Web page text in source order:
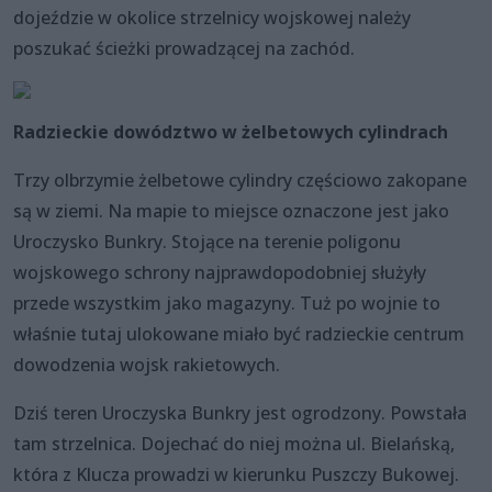
dojeździe w okolice strzelnicy wojskowej należy
poszukać ścieżki prowadzącej na zachód.
Radzieckie dowództwo w żelbetowych cylindrach
Trzy olbrzymie żelbetowe cylindry częściowo zakopane
są w ziemi. Na mapie to miejsce oznaczone jest jako
Uroczysko Bunkry. Stojące na terenie poligonu
wojskowego schrony najprawdopodobniej służyły
przede wszystkim jako magazyny. Tuż po wojnie to
właśnie tutaj ulokowane miało być radzieckie centrum
dowodzenia wojsk rakietowych.
Dziś teren Uroczyska Bunkry jest ogrodzony. Powstała
tam strzelnica. Dojechać do niej można ul. Bielańską,
która z Klucza prowadzi w kierunku Puszczy Bukowej.